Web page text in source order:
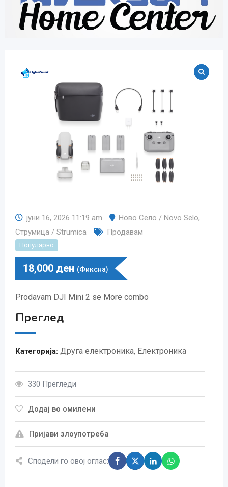
јуни 16, 2026 11:19 am Ново Село / Novo Selo,
Струмица / Strumica
Продавам
Популарно
18,000 ден (Фиксна)
Prodavam DJI Mini 2 se More combo
Преглед
Категорија: Друга електроника, Електроника
330 Прегледи
Додај во омилени
Пријави злоупотреба
Сподели го овој оглас: